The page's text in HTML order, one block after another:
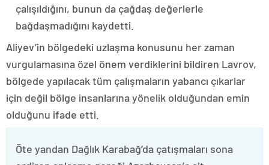
çalışıldığını, bunun da çağdaş değerlerle
bağdaşmadığını kaydetti.
Aliyev’in bölgedeki uzlaşma konusunu her zaman
vurgulamasına özel önem verdiklerini bildiren Lavrov,
bölgede yapılacak tüm çalışmaların yabancı çıkarlar
için değil bölge insanlarına yönelik olduğundan emin
olduğunu ifade etti.
Öte yandan Dağlık Karabağ’da çatışmaları sona